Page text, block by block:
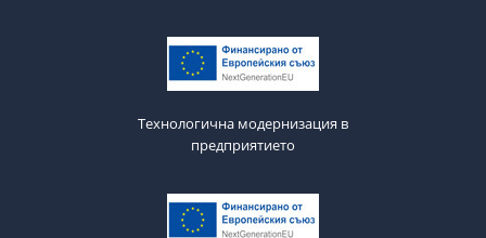
Технологична модернизация в
предприятието